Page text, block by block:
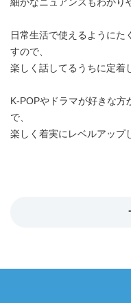
日常生活で使えるようにた
すので、
楽しく話してるうちに定着
K-POPやドラマが好きな方
で、
楽しく着実にレベルアップ